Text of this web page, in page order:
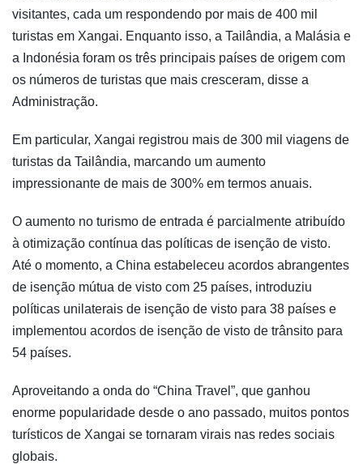
visitantes, cada um respondendo por mais de 400 mil
turistas em Xangai. Enquanto isso, a Tailândia, a Malásia e
a Indonésia foram os três principais países de origem com
os números de turistas que mais cresceram, disse a
Administração.
Em particular, Xangai registrou mais de 300 mil viagens de
turistas da Tailândia, marcando um aumento
impressionante de mais de 300% em termos anuais.
O aumento no turismo de entrada é parcialmente atribuído
à otimização contínua das políticas de isenção de visto.
Até o momento, a China estabeleceu acordos abrangentes
de isenção mútua de visto com 25 países, introduziu
políticas unilaterais de isenção de visto para 38 países e
implementou acordos de isenção de visto de trânsito para
54 países.
Aproveitando a onda do “China Travel”, que ganhou
enorme popularidade desde o ano passado, muitos pontos
turísticos de Xangai se tornaram virais nas redes sociais
globais.